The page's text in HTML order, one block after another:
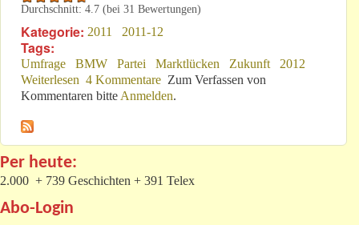
Durchschnitt: 4.7 (bei 31 Bewertungen)
Kategorie: 2011 2011-12
Tags:
Umfrage BMW Partei Marktlücken Zukunft
2012
Weiterlesen über Guten Rutsch ins Neue Jahr!
4 Kommentare Zum Verfassen von
Kommentaren bitte Anmelden.
Per heute:
2.000 + 739 Geschichten + 391 Telex
Abo-Login